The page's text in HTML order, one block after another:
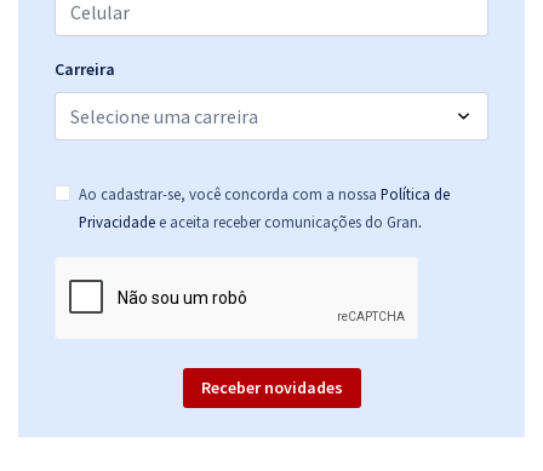
Carreira
Ao cadastrar-se, você concorda com a nossa Política de
Privacidade e aceita receber comunicações do Gran.
Receber novidades